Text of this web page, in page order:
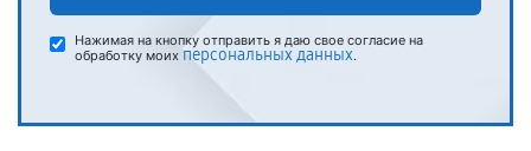
Нажимая на кнопку отправить я даю свое согласие на
обработку моих персональных данных.